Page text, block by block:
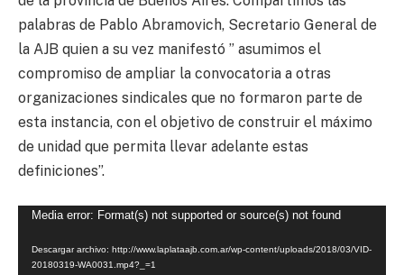
palabras de Pablo Abramovich, Secretario General de
la AJB quien a su vez manifestó ” asumimos el
compromiso de ampliar la convocatoria a otras
organizaciones sindicales que no formaron parte de
esta instancia, con el objetivo de construir el máximo
de unidad que permita llevar adelante estas
definiciones”.
Reproductor
video
Media error: Format(s) not supported or source(s) not found
Descargar archivo: http://www.laplataajb.com.ar/wp-content/uploads/2018/03/VID-
20180319-WA0031.mp4?_=1